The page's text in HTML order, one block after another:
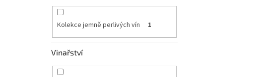
Kolekce jemně perlivých vín 1
Vinařství